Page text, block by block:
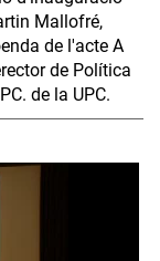
Mallofré,
de l'acte A
de Política
de la UPC.